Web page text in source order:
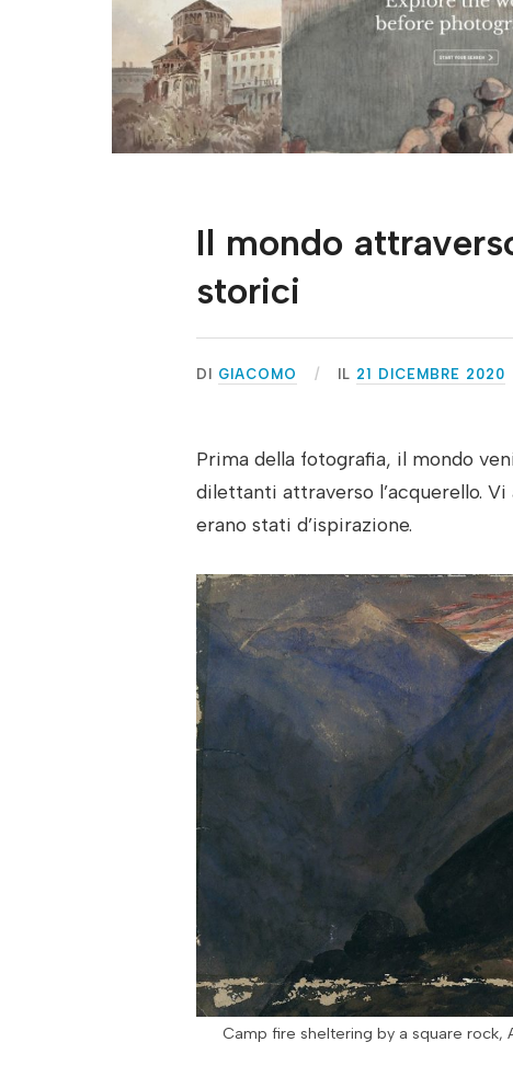
Il mondo
storici
DI GIACOMO IL 21 DICEMBRE 2020
Prima della fotografia, il mondo
dilettanti attraverso l’acquerello.
erano stati d’ispirazione.
Camp fire sheltering by a square rock,